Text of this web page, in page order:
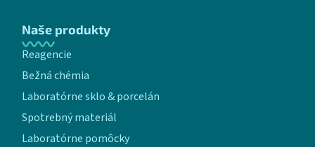
Naše produkty
Reagencie
Bežná chémia
Laboratórne sklo & porcelán
Spotrebný materiál
Laboratórne pomôcky